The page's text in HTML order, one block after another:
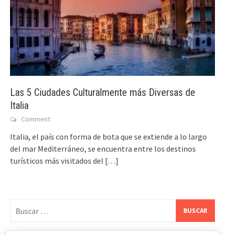
Las 5 Ciudades Culturalmente más Diversas de
Italia
Comment
Italia, el país con forma de bota que se extiende a lo largo
del mar Mediterráneo, se encuentra entre los destinos
turísticos más visitados del […]